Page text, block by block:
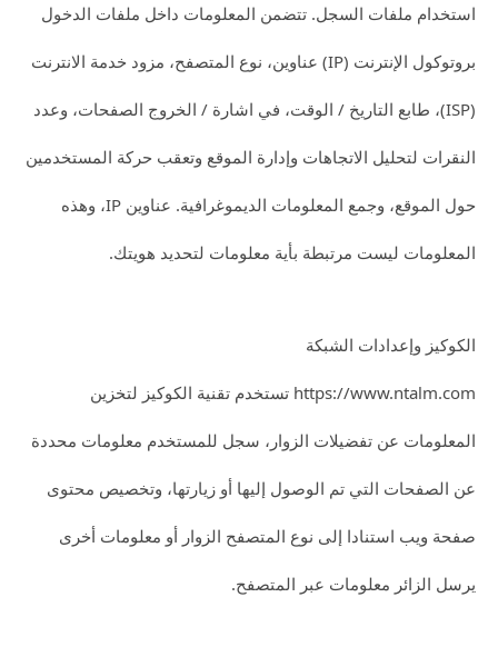
استخدام ملفات السجل. تتضمن المعلومات داخل ملفات الدخول
بروتوكول الإنترنت (IP) عناوين، نوع المتصفح، مزود خدمة الانترنت
(ISP)، طابع التاريخ / الوقت، في اشارة / الخروج الصفحات، وعدد
النقرات لتحليل الاتجاهات وإدارة الموقع وتعقب حركة المستخدمين
حول الموقع، وجمع المعلومات الديموغرافية. عناوين IP، وهذه
المعلومات ليست مرتبطة بأية معلومات لتحديد هويتك.
الكوكيز وإعدادات الشبكة
https://www.ntalm.com تستخدم تقنية الكوكيز لتخزين
المعلومات عن تفضيلات الزوار، سجل للمستخدم معلومات محددة
عن الصفحات التي تم الوصول إليها أو زيارتها، وتخصيص محتوى
صفحة ويب استنادا إلى نوع المتصفح الزوار أو معلومات أخرى
يرسل الزائر معلومات عبر المتصفح.